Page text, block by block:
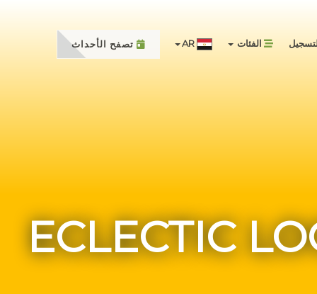
الفئات تصفح الأحداث
ECLECTIC